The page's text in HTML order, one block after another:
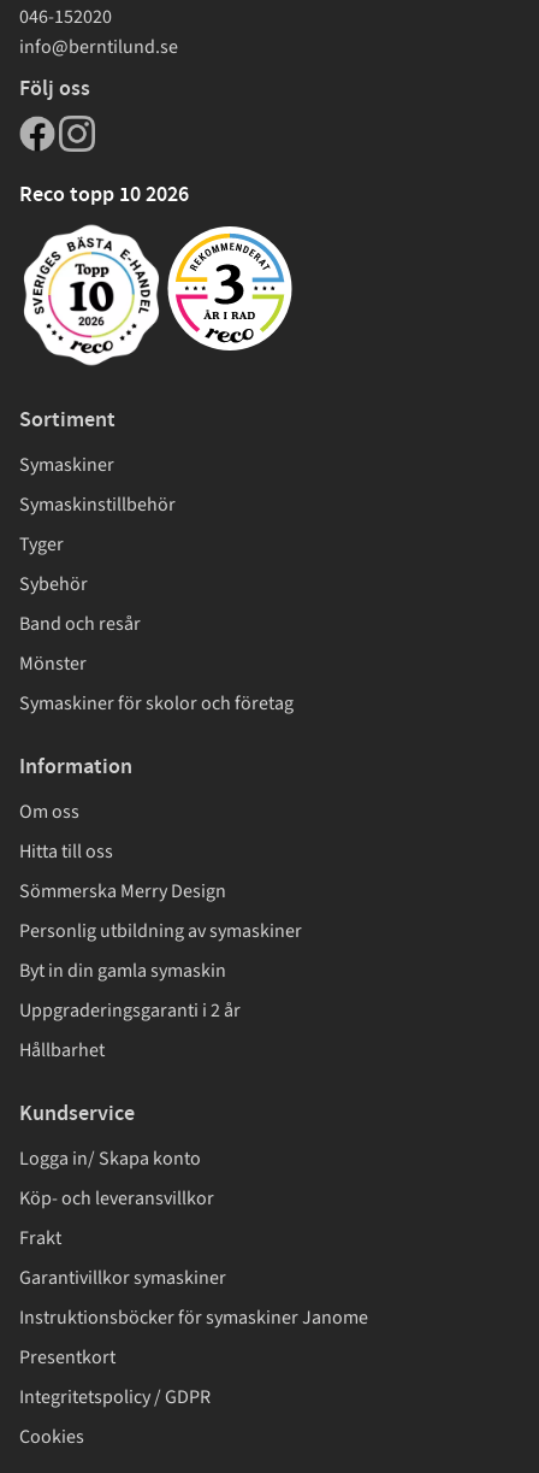
046-152020
info@berntilund.se
Följ oss
Reco topp 10 2026
Sortiment
Symaskiner
Symaskinstillbehör
Tyger
Sybehör
Band och resår
Mönster
Symaskiner för skolor och företag
Information
Om oss
Hitta till oss
Sömmerska Merry Design
Personlig utbildning av symaskiner
Byt in din gamla symaskin
Uppgraderingsgaranti i 2 år
Hållbarhet
Kundservice
Logga in/ Skapa konto
Köp- och leveransvillkor
Frakt
Garantivillkor symaskiner
Instruktionsböcker för symaskiner Janome
Presentkort
Integritetspolicy / GDPR
Cookies